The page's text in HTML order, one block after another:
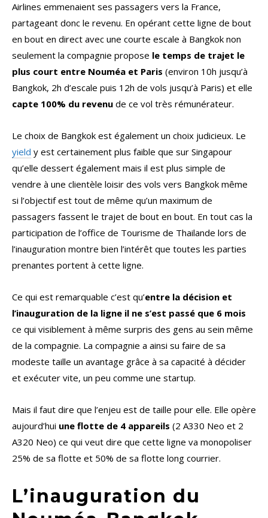
Airlines emmenaient ses passagers vers la France,
partageant donc le revenu. En opérant cette ligne de bout
en bout en direct avec une courte escale à Bangkok non
seulement la compagnie propose le temps de trajet le
plus court entre Nouméa et Paris (environ 10h jusqu’à
Bangkok, 2h d’escale puis 12h de vols jusqu’à Paris) et elle
capte 100% du revenu de ce vol très rémunérateur.
Le choix de Bangkok est également un choix judicieux. Le
yield y est certainement plus faible que sur Singapour
qu’elle dessert également mais il est plus simple de
vendre à une clientèle loisir des vols vers Bangkok même
si l’objectif est tout de même qu’un maximum de
passagers fassent le trajet de bout en bout. En tout cas la
participation de l’office de Tourisme de Thailande lors de
l’inauguration montre bien l’intérêt que toutes les parties
prenantes portent à cette ligne.
Ce qui est remarquable c’est qu’entre la décision et
l’inauguration de la ligne il ne s’est passé que 6 mois
ce qui visiblement à même surpris des gens au sein même
de la compagnie. La compagnie a ainsi su faire de sa
modeste taille un avantage grâce à sa capacité à décider
et exécuter vite, un peu comme une startup.
Mais il faut dire que l’enjeu est de taille pour elle. Elle opère
aujourd’hui une flotte de 4 appareils (2 A330 Neo et 2
A320 Neo) ce qui veut dire que cette ligne va monopoliser
25% de sa flotte et 50% de sa flotte long courrier.
L’inauguration du